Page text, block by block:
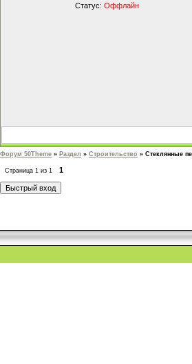
Статус: Оффлайн
Форум 50Theme » Раздел » Строительство » Стеклянные
Страница 1 из 1
1